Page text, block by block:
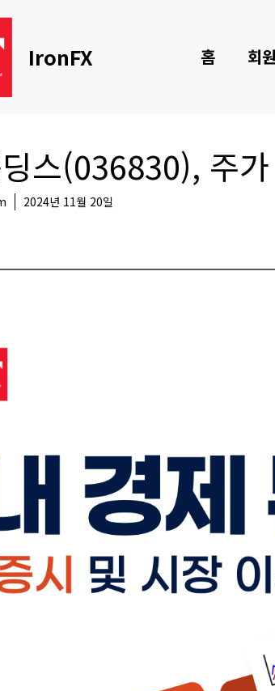
IronFX 홈 회
스(036830), 주
2024년 11월 20일